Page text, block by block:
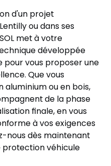
d'un projet
ou dans ses
met à votre
développée
pour vous proposer une
Que vous
aluminium ou en bois,
de la phase
finale, en vous
à vos exigences
nous dès maintenant
véhicule